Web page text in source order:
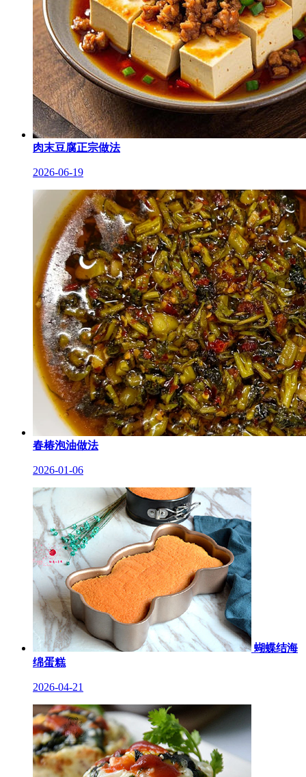
肉末豆腐正宗做法
2026-06-19
春椿泡油做法
2026-01-06
蝴蝶结海
绵蛋糕
2026-04-21